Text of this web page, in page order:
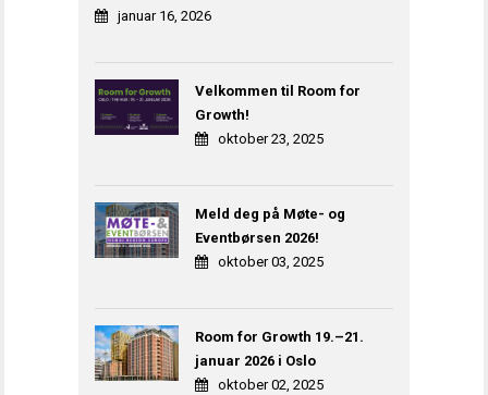
januar 16, 2026
Velkommen til Room for
Growth!
oktober 23, 2025
Meld deg på Møte- og
Eventbørsen 2026!
oktober 03, 2025
Room for Growth 19.–21.
januar 2026 i Oslo
oktober 02, 2025